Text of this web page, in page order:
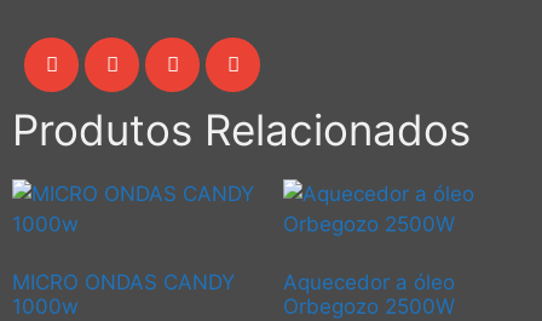
Produtos Relacionados
MICRO ONDAS CANDY
1000w
Aquecedor a óleo
Orbegozo 2500W